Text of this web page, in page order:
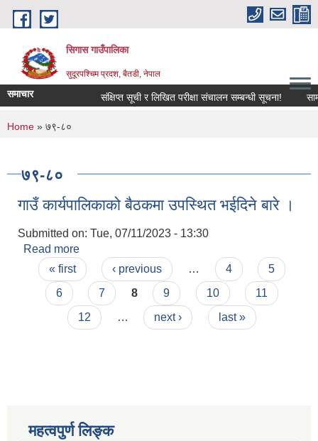
Skip to main content
सिगास गाउँपालिका
सुदूरपश्चिम प्रदश, बैतडी, नेपाल
समाचार संक्षिप्त सूची र लिखित परीक्षा संचालन सम्बन्धी सूचना!
You are here
Home » ७९-८०
७९-८०
गाउँ कार्यपालिकाको बैठकमा उपस्थित भईदिने बारे ।
Submitted on: Tue, 07/11/2023 - 13:30
Read more
Pages
« first ‹ previous … 4
5
6
7 8 9 10
11
12
… next › last »
महत्वपुर्ण लिङ्क